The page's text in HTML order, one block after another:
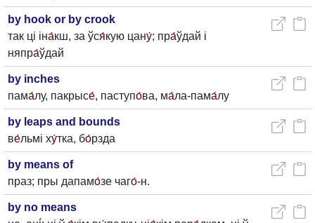
by hook or by crook
так ці іна́кш, за ўся́кую цану́; пра́ўдай і
няпра́ўдай
by inches
пама́лу, пакрысе́, паступо́ва, ма́ла-пама́лу
by leaps and bounds
ве́льмі ху́тка, бо́рзда
by means of
праз; пры дапамо́зе чаго́-н.
by no means